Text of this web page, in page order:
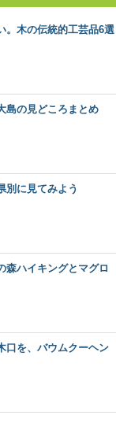
。木の伝統的工芸品6選
島の見どころまとめ
別に見てみよう
森ハイキングとマグロ
口を、バウムクーヘン